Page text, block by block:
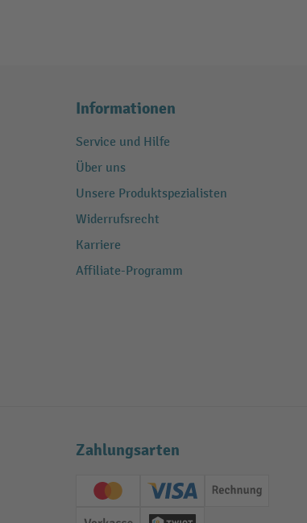
Informationen
Service und Hilfe
Über uns
Unsere Produktspezialisten
Widerrufsrecht
Karriere
Affiliate-Programm
Zahlungsarten
Creditcard (Master)Creditcard (Visa)
Rechnung